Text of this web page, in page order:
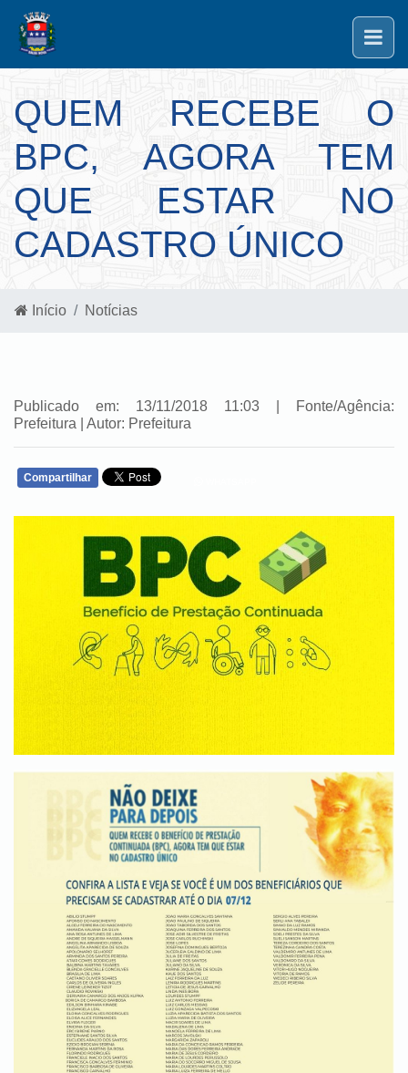
QUEM RECEBE O
BPC, AGORA TEM
QUE ESTAR NO
CADASTRO ÚNICO
Início Notícias
Publicado em: 13/11/2018 11:03 | Fonte/Agência:
Prefeitura | Autor: Prefeitura
Compartilhar